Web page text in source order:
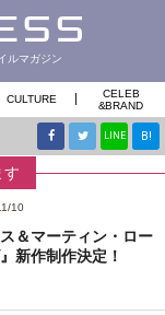
ルマガジン
CULTURE
CELEB
&BRAND
LINE B!
す
10
＆マーティン・ロー
新作制作決定！